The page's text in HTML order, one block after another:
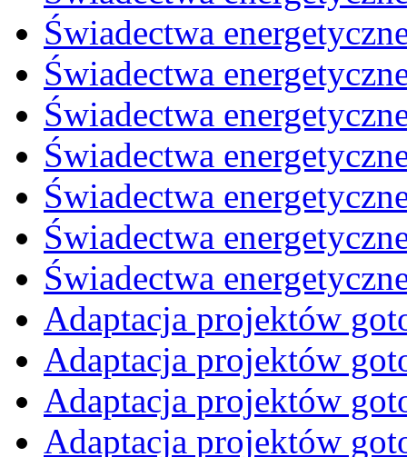
Świadectwa
Świadectwa
Świadectwa
Świadectwa
Świadectwa
Świadectwa
Świadectwa
Adaptacja projektów
Adaptacja projektów
Adaptacja projektów
Adaptacja projektów